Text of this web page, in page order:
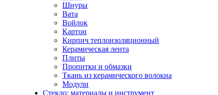
Шнуры
Вата
Войлок
Картон
Кирпич теплоизоляционный
Керамическая лента
Плиты
Пропитки и обмазки
Ткань из керамического волокна
Модули
Стекло: материалы и инструмент